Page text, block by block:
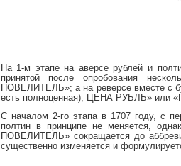
На 1-м этапе на аверсе рублей и
принятой после опробования
ПОВЕЛИТЕЛЬ»; а на реверсе вместе с
есть полноценная), ЦЕНА РУБЛЬ» или
С началом 2-го этапа в 1707 году, с
полтин в принципе не меняется,
ПОВЕЛИТЕЛЬ» сокращается до
существенно изменяется и